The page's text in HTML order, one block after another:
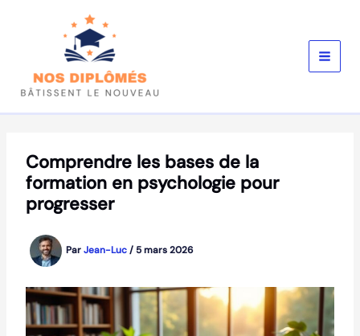
Comprendre les bases de la
formation en psychologie pour
progresser
ParJean-Luc/5 mars 2026